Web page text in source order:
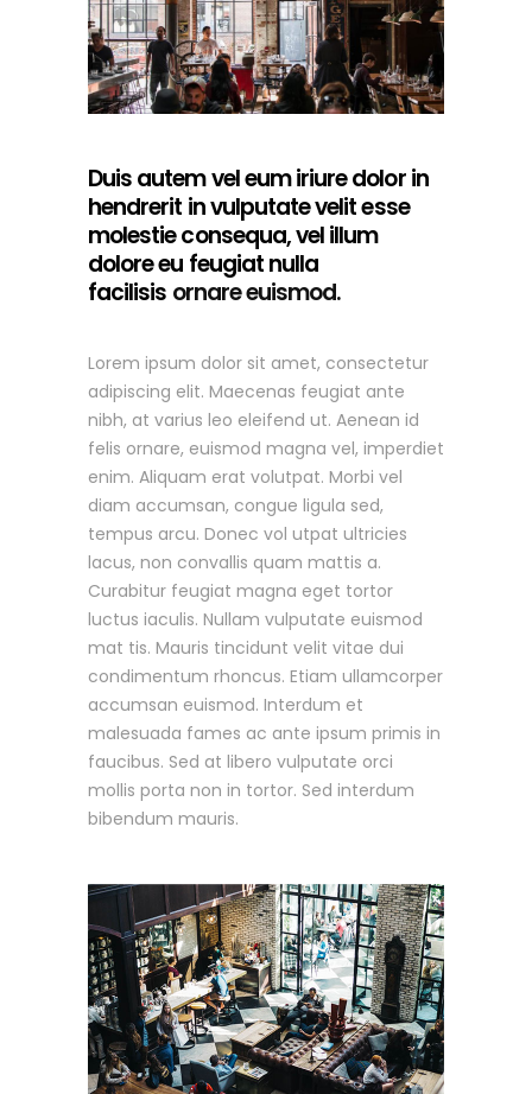
Duis autem vel eum iriure dolor in
hendrerit in vulputate velit esse
molestie consequa, vel illum
dolore eu feugiat nulla
facilisis ornare euismod.
Lorem ipsum dolor sit amet, consectetur
adipiscing elit. Maecenas feugiat ante
nibh, at varius leo eleifend ut. Aenean id
felis ornare, euismod magna vel, imperdiet
enim. Aliquam erat volutpat. Morbi vel
diam accumsan, congue ligula sed,
tempus arcu. Donec vol utpat ultricies
lacus, non convallis quam mattis a.
Curabitur feugiat magna eget tortor
luctus iaculis. Nullam vulputate euismod
mat tis. Mauris tincidunt velit vitae dui
condimentum rhoncus. Etiam ullamcorper
accumsan euismod. Interdum et
malesuada fames ac ante ipsum primis in
faucibus. Sed at libero vulputate orci
mollis porta non in tortor. Sed interdum
bibendum mauris.